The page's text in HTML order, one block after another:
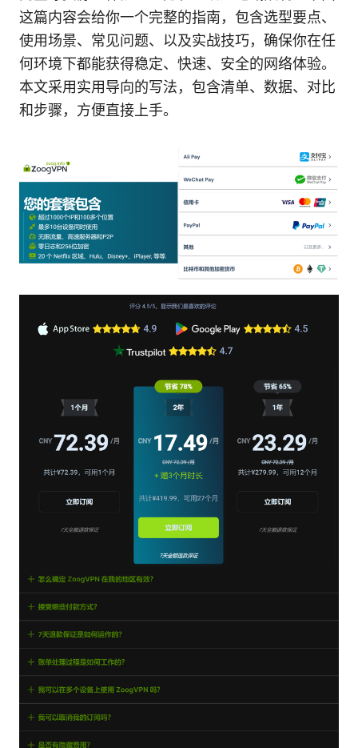
这篇内容会给你一个完整的指南，包含选型要点、
使用场景、常见问题、以及实战技巧，确保你在任
何环境下都能获得稳定、快速、安全的网络体验。
本文采用实用导向的写法，包含清单、数据、对比
和步骤，方便直接上手。